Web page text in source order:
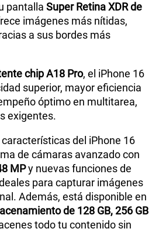
pantalla Super Retina XDR de
imágenes más nítidas,
a sus bordes más
chip A18 Pro, el iPhone 16
superior, mayor eficiencia
óptimo en multitarea,
exigentes.
del iPhone 16
de cámaras avanzado con
MPy nuevas funciones de
para capturar imágenes
Además, está disponible en
de 128 GB, 256 GB
todo tu contenido sin